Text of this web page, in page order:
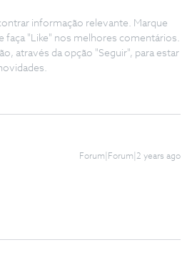
informação relevante. Marque
faça "Like" nos melhores comentários.
através da opção "Seguir", para estar
Forum|Forum|2 years ago